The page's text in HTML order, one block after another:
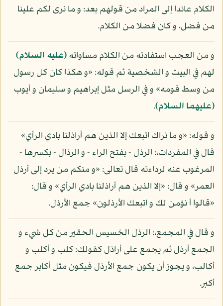
الكلام عائدا إلى المراد من قولهم بعد: و ما نرى لكم علينا
من فضل، و كان فضلا من الكلام.
و من العجب استفادته من الكلام مساواته(عليه السلام)
لهم في البيت و الشخصية ثم قوله: «و هكذا كان كل رسول
من وسط قومه» و في الرسل مثل إبراهيم و سليمان و أيوب
(عليهما السلام).
و قوله: «و ما نراك اتبعك إلا الذين هم أراذلنا بادي الرأي»
قال في المفردات،: الرذل - بفتح الراء - و الرذال - بكسرها -
المرغوب عنه لرداءته قال تعالى: «و منكم من يرد إلى أرذل
العمر» و قال: «إلا الذين هم أراذلنا بادي الرأي» و قال:
«قالوا أ نؤمن لك و اتبعك الأرذلون» جمع الأرذل.
و قال في المجمع،: الرذل الخسيس الحقير من كل شيء و
الجمع أرذل ثم يجمع على أراذل كقولك: كلب و أكلب و
أكالب، و يجوز أن يكون جمع الأرذل فيكون مثل أكابر جمع
أكبر.